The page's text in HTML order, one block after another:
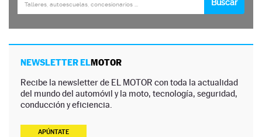
NEWSLETTER ELMOTOR
Recibe la newsletter de EL MOTOR con toda la actualidad
del mundo del automóvil y la moto, tecnología, seguridad,
conducción y eficiencia.
APÚNTATE